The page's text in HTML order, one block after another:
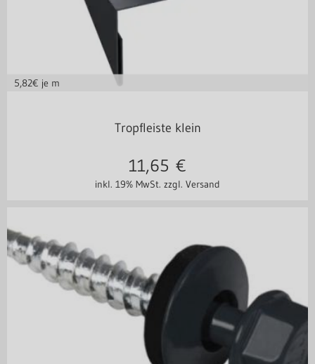
5,82€ je m
Tropfleiste klein
inkl. 19% MwSt. zzgl. Versand
11,65 €